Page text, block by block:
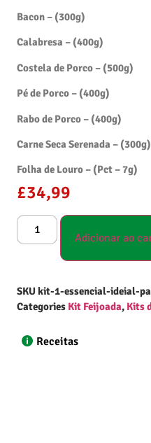
Bacon – (300g)
Calabresa – (400g)
Costela de Porco – (500g)
Pé de Porco – (400g)
Rabo de Porco – (400g)
Carne Seca Serenada – (300g)
Folha de Louro – (Pct – 7g)
£34,99
Adicionar ao
SKU kit-1-essencial-ideial-
Categories Kit Feijoada, Kits
Receitas